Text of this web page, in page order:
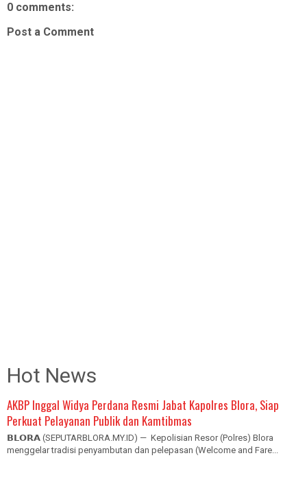
0 comments:
Post a Comment
Hot News
AKBP Inggal Widya Perdana Resmi Jabat Kapolres Blora, Siap
Perkuat Pelayanan Publik dan Kamtibmas
𝗕𝗟𝗢𝗥𝗔 (SEPUTARBLORA.MY.ID) — Kepolisian Resor (Polres) Blora
menggelar tradisi penyambutan dan pelepasan (Welcome and Fare...